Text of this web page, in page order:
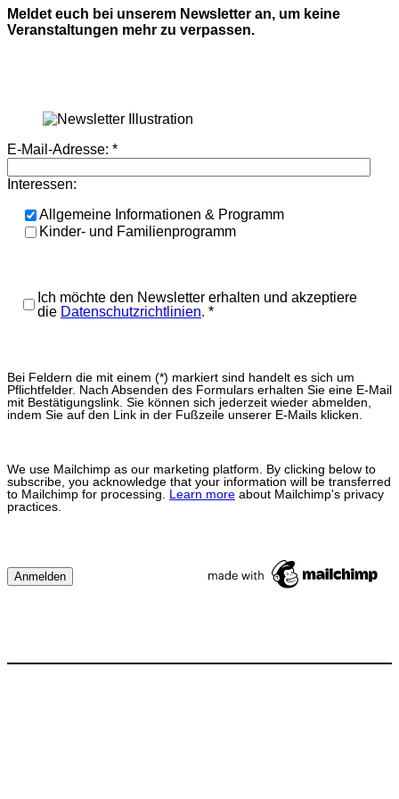
Meldet euch bei unserem Newsletter an, um keine
Veranstaltungen mehr zu verpassen.
E-Mail-Adresse: *
Interessen:
Allgemeine Informationen & Programm
Kinder- und Familienprogramm
Ich möchte den Newsletter erhalten und akzeptiere
die Datenschutzrichtlinien. *
Bei Feldern die mit einem (*) markiert sind handelt es sich um
Pflichtfelder. Nach Absenden des Formulars erhalten Sie eine E-Mail
mit Bestätigungslink. Sie können sich jederzeit wieder abmelden,
indem Sie auf den Link in der Fußzeile unserer E-Mails klicken.
We use Mailchimp as our marketing platform. By clicking below to
subscribe, you acknowledge that your information will be transferred
to Mailchimp for processing. Learn more about Mailchimp's privacy
practices.